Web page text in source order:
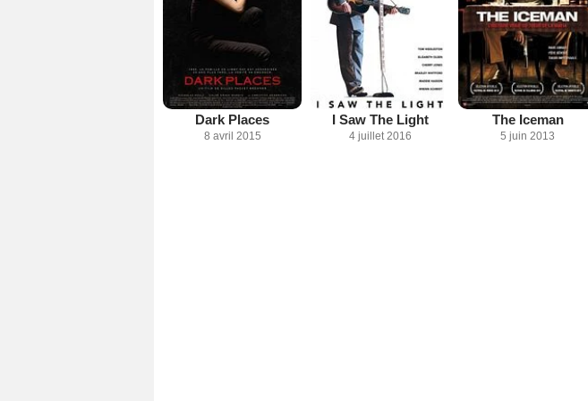
Dark Places
8 avril 2015
I Saw The Light
4 juillet 2016
The Iceman
5 juin 2013